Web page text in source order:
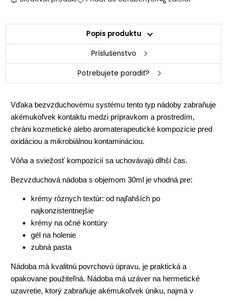
Popis produktu
Príslušenstvo
Potrebujete poradiť?
Vďaka bezvzduchovému systému tento typ nádoby zabraňuje
akémukoľvek kontaktu medzi prípravkom a prostredím,
chráni kozmetické alebo aromaterapeutické kompozície pred
oxidáciou a mikrobiálnou kontamináciou.
Vôňa a sviežosť kompozícií sa uchovávajú dlhší čas.
Bezvzduchová nádoba s objemom 30ml je vhodná pre:
krémy rôznych textúr: od najľahších po
najkonzistentnejšie
krémy na očné kontúry
gél na holenie
zubná pasta
Nádoba má kvalitnú povrchovú úpravu, je praktická a
opakovane použiteľná. Nádoba má uzáver na hermetické
uzavretie, ktorý zabraňuje akémukoľvek úniku, najmä v